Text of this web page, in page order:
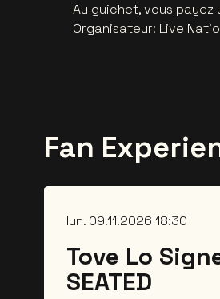
Au guichet, vous payez
Organisateur: Live
Fan
lun. 09.11.2026 18:30
Tove Lo
SEATED